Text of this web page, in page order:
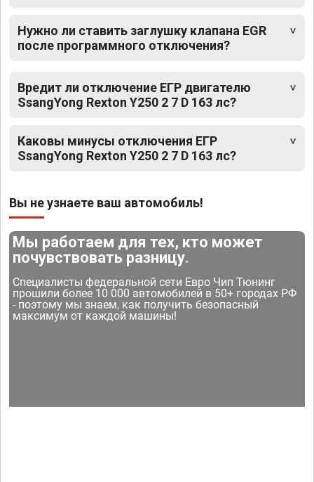
Нужно ли ставить заглушку клапана EGR
после программного отключения?
Вредит ли отключение ЕГР двигателю
SsangYong Rexton Y250 2 7 D 163 лс?
Каковы минусы отключения ЕГР
SsangYong Rexton Y250 2 7 D 163 лс?
Вы не узнаете ваш автомобиль!
Мы работаем для тех, кто может
почувствовать разницу.
Специалисты федеральной сети Евро Чип Тюнинг
прошили более 10 000 автомобилей в 50+ городах РФ
- поэтому мы знаем, как получить безопасный
максимум от каждой машины!